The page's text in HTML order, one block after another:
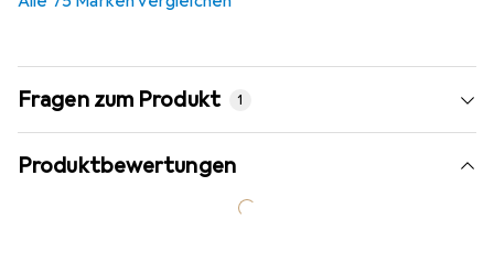
Fragen zum Produkt 1
Produktbewertungen